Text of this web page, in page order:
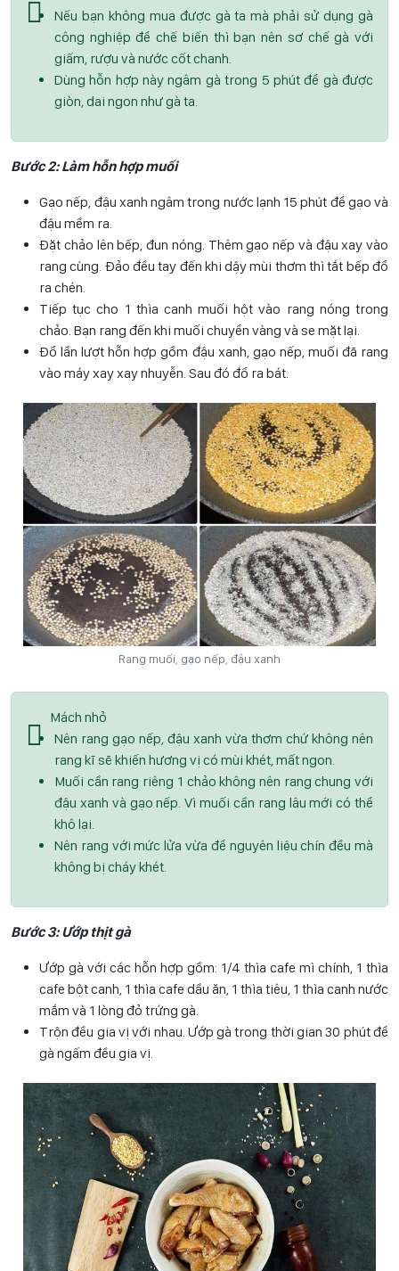
Nếu bạn không mua được gà ta mà phải sử dụng gà
công nghiệp để chế biến thì bạn nên sơ chế gà với
giấm, rượu và nước cốt chanh.
Dùng hỗn hợp này ngâm gà trong 5 phút để gà được
giòn, dai ngon như gà ta.
Bước 2: Làm hỗn hợp muối
Gạo nếp, đậu xanh ngâm trong nước lạnh 15 phút để gạo và
đậu mềm ra.
Đặt chảo lên bếp, đun nóng. Thêm gạo nếp và đậu xay vào
rang cùng. Đảo đều tay đến khi dậy mùi thơm thì tắt bếp đổ
ra chén.
Tiếp tục cho 1 thìa canh muối hột vào rang nóng trong
chảo. Bạn rang đến khi muối chuyển vàng và se mặt lại.
Đổ lần lượt hỗn hợp gồm đậu xanh, gạo nếp, muối đã rang
vào máy xay xay nhuyễn. Sau đó đổ ra bát.
Rang muối, gạo nếp, đậu xanh
Mách nhỏ
Nên rang gạo nếp, đậu xanh vừa thơm chứ không nên
rang kĩ sẽ khiến hương vị có mùi khét, mất ngon.
Muối cần rang riêng 1 chảo không nên rang chung với
đậu xanh và gạo nếp. Vì muối cần rang lâu mới có thể
khô lại.
Nên rang với mức lửa vừa để nguyên liệu chín đều mà
không bị cháy khét.
Bước 3: Ướp thịt gà
Ướp gà với các hỗn hợp gồm: 1/4 thìa cafe mì chính, 1 thìa
cafe bột canh, 1 thìa cafe dầu ăn, 1 thìa tiêu, 1 thìa canh nước
mắm và 1 lòng đỏ trứng gà.
Trộn đều gia vị với nhau. Ướp gà trong thời gian 30 phút để
gà ngấm đều gia vị.